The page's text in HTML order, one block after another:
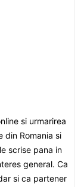
si urmarirea
din Romania si
scrise pana in
general. Ca
si ca partener